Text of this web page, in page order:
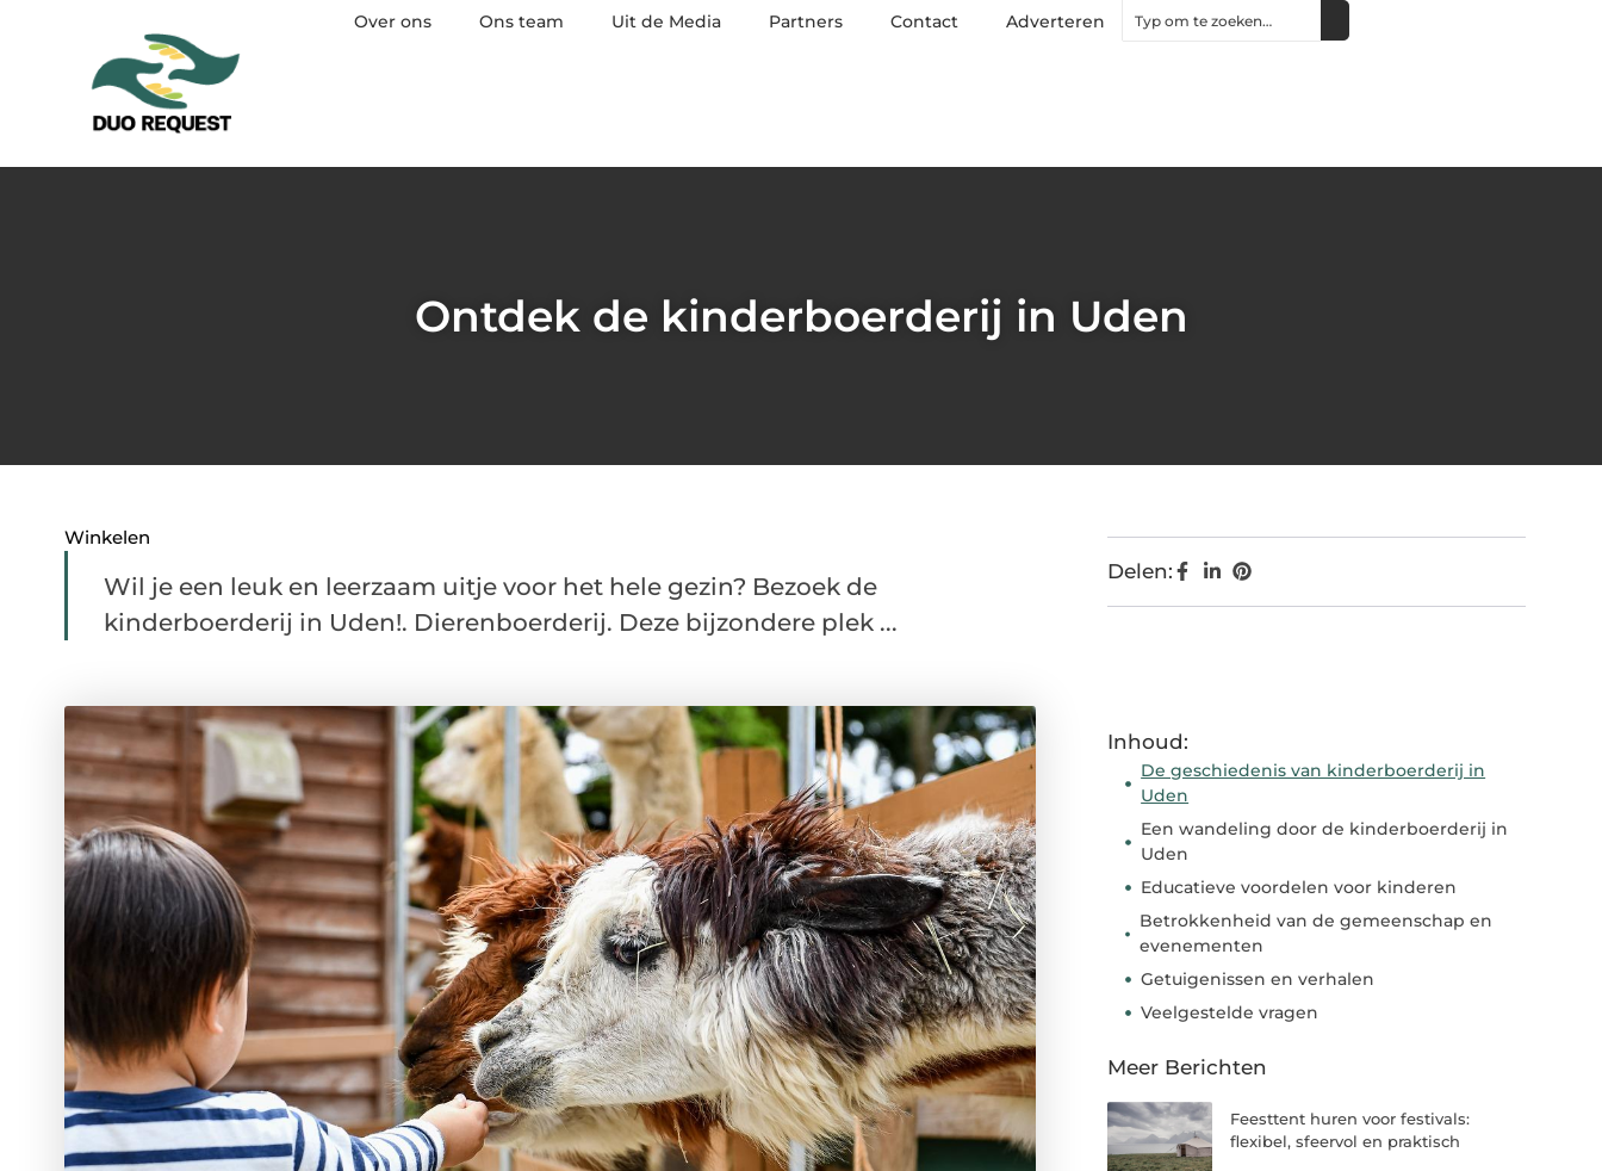
Over ons Ons team Uit de Media Partners Contact Adverteren
Ontdek de kinderboerderij in Uden
Winkelen
Wil je een leuk en leerzaam uitje voor het hele gezin? Bezoek de
kinderboerderij in Uden!. Dierenboerderij. Deze bijzondere plek ...
Delen:
Inhoud:
De geschiedenis van kinderboerderij in
Uden
Een wandeling door de kinderboerderij in
Uden
Educatieve voordelen voor kinderen
Betrokkenheid van de gemeenschap en
evenementen
Getuigenissen en verhalen
Veelgestelde vragen
Meer Berichten
Feesttent huren voor festivals:
flexibel, sfeervol en praktisch